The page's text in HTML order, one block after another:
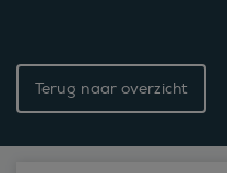
Terug naar overzicht